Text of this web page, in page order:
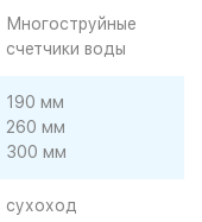
Многоструйные
счетчики воды
190 мм
260 мм
300 мм
сухоход